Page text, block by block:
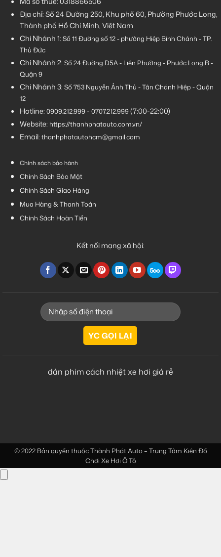
Địa chỉ: Số 24 Đường 250, Khu phố 60, Phường Phước Long,
Thành phố Hồ Chí Minh, Việt Nam
Chi Nhánh 1: Số 11 Đường số 12 - phường Hiệp Bình Chánh - TP.
Thủ Đức
Chi Nhánh 2: Số 24 Đường D5A - Liên Phường - Phước Long B -
Quận 9
Chi Nhánh 3: Số 753 Nguyễn Ảnh Thủ - Tân Chánh Hiệp - Quận
12
Hotline: 0909.212.999- 0707.212.999(7:00-22:00)
Website: https://thanhphatauto.com.vn/
Email: thanhphatautohcm@gmail.com
Chính sách bảo hành
Chính Sách Bảo Mật
Chính Sách Giao Hàng
Mua Hàng & Thanh Toán
Chính Sách Hoàn Tiền
Kết nối mạng xã hội:
dán phim cách nhiệt xe hơi giá rẻ
© 2022 Bản quyền thuộcThành Phát Auto – Trung Tâm Kiện Đồ
Chơi Xe Hơi Ô Tô